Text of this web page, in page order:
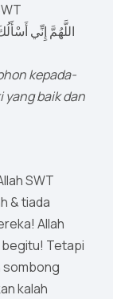
kepada-
yang baik dan
SWT
& tiada
Allah
Tetapi
sombong
kalah